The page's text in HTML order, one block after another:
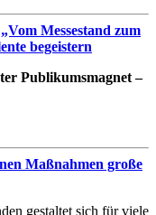
Messestand zum
begeistern
Publikumsmagnet –
Maßnahmen große
gestaltet sich für viele